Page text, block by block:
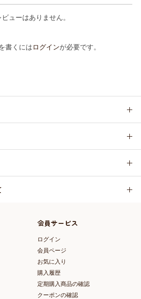
ビューはありません。
書くにはログインが必要です。
会員サービス
ログイン
会員ページ
お気に入り
購入履歴
定期購入商品の確認
クーポンの確認